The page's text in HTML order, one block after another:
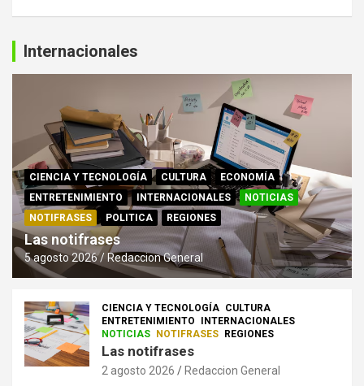
Internacionales
CIENCIA Y TECNOLOGÍA CULTURA
ECONOMÍA
ENTRETENIMIENTO
INTERNACIONALES
NOTICIAS
NOTIFRASES
POLITICA REGIONES
Las notifrases
5 agosto 2026 Redaccion General
CIENCIA Y TECNOLOGÍA CULTURA
ENTRETENIMIENTO
INTERNACIONALES
NOTICIAS
NOTIFRASES REGIONES
Las notifrases
2 agosto 2026 Redaccion General